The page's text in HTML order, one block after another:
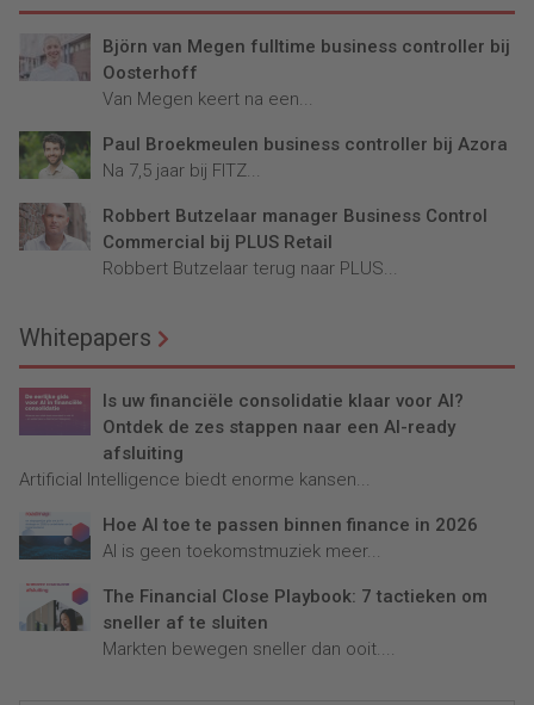
Björn van Megen fulltime business controller bij
Oosterhoff
Van Megen keert na een...
Paul Broekmeulen business controller bij Azora
Na 7,5 jaar bij FITZ...
Robbert Butzelaar manager Business Control
Commercial bij PLUS Retail
Robbert Butzelaar terug naar PLUS...
Whitepapers
Is uw financiële consolidatie klaar voor AI?
Ontdek de zes stappen naar een AI-ready
afsluiting
Artificial Intelligence biedt enorme kansen...
Hoe AI toe te passen binnen finance in 2026
AI is geen toekomstmuziek meer...
The Financial Close Playbook: 7 tactieken om
sneller af te sluiten
Markten bewegen sneller dan ooit....